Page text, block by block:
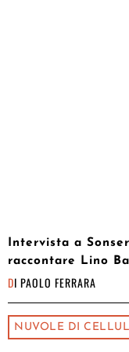
Intervista a
raccontare Lino
DI PAOLO FERRARA
NUVOLE DI